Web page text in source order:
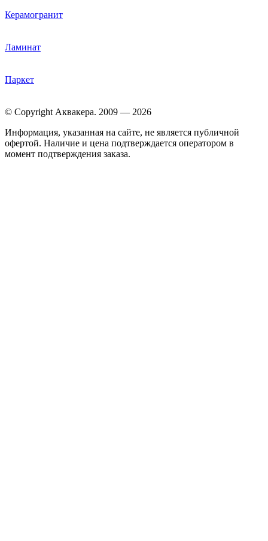
Керамогранит
Ламинат
Паркет
© Copyright Аквакера. 2009 — 2026
Информация, указанная на сайте, не является публичной
офертой. Наличие и цена подтверждается оператором в
момент подтверждения заказа.